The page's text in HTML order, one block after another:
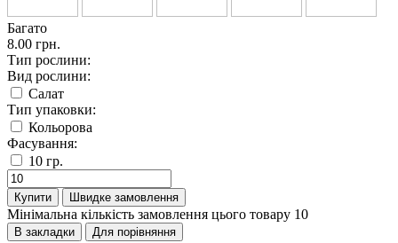
Багато
8.00 грн.
Тип рослини:
Вид рослини:
Салат
Тип упаковки:
Кольорова
Фасування:
10 гр.
Купити Швидке замовлення
Мінімальна кількість замовлення цього товару 10
В закладки Для порівняння